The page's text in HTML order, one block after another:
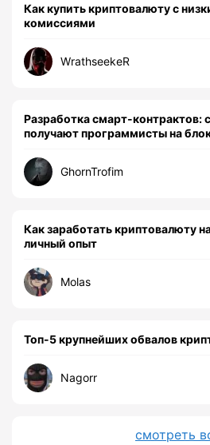
Как купить криптовалюту с
комиссиями
WrathseekeR
Разработка смарт-контрактов:
получают программисты на
GhornTrofim
Как заработать криптовалюту
личный опыт
Molas
Топ-5 крупнейших обвалов
Nagorr
смотреть